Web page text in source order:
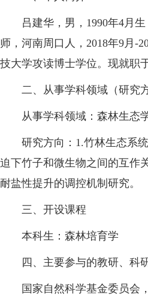
吕建华，男，1990年4月生
师，河南周口人，2018年9月-
技大学攻读博士学位。现就职于
二、从事学科领域（研究方
从事学科领域：森林生态
研究方向：1.竹林生态系统
迫下竹子和微生物之间的互作
耐盐性提升的调控机制研究。
三、开设课程
本科生：森林培育学
四、主要参与的教研、科
国家自然科学基金委员会